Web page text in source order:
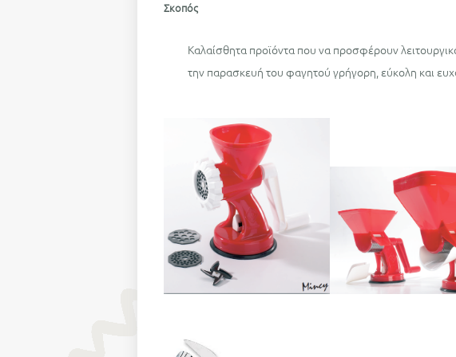
Σκοπός
Καλαίσθητα προϊόντα που να προσφέρουν
την παρασκευή του φαγητού γρήγορη, εύκολη και